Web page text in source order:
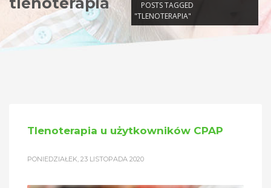
POSTS TAGGED
"TLENOTERAPIA"
Tlenoterapia u użytkowników CPAP
PONIEDZIAŁEK, 23 LISTOPADA 2020